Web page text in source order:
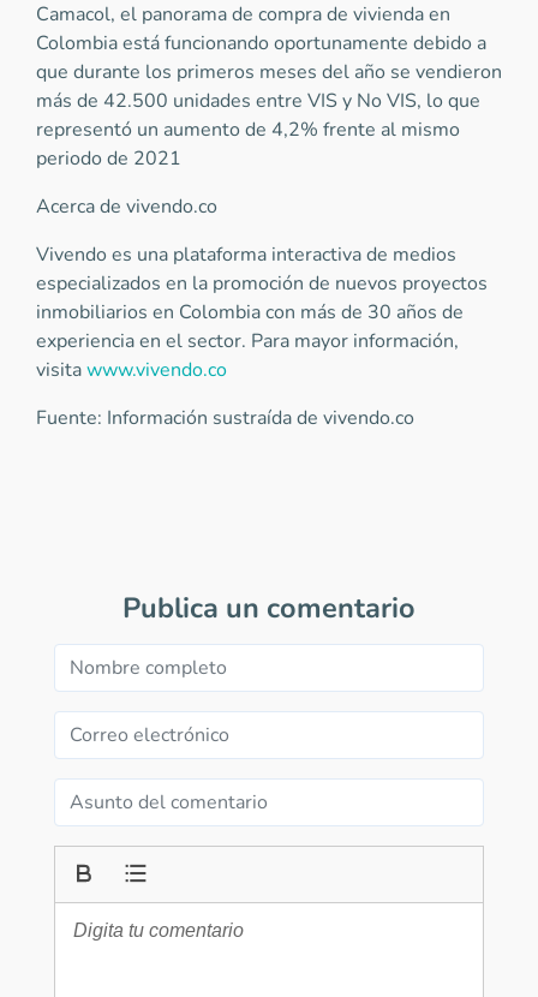
Camacol, el panorama de compra de vivienda en
Colombia está funcionando oportunamente debido a
que durante los primeros meses del año se vendieron
más de 42.500 unidades entre VIS y No VIS, lo que
representó un aumento de 4,2% frente al mismo
periodo de 2021
Acerca de vivendo.co
Vivendo es una plataforma interactiva de medios
especializados en la promoción de nuevos proyectos
inmobiliarios en Colombia con más de 30 años de
experiencia en el sector. Para mayor información,
visitawww.vivendo.co
Fuente: Información sustraída de vivendo.co
Publica un comentario